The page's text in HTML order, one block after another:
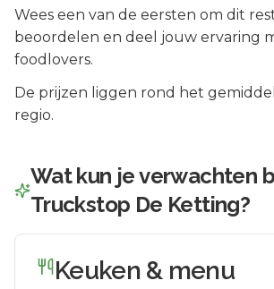
Wees een van de eersten om dit
beoordelen en deel jouw ervaring
foodlovers.
De prijzen liggen rond het
regio.
Wat kun je verwachten
Truckstop De Ketting?
Keuken & menu